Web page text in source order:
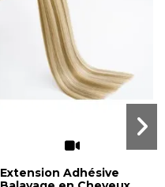
Extension Adhésive